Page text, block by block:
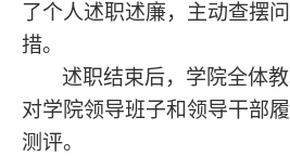
了个人述职述廉，主动查摆
措。
述职结束后， 学院全体
对学院领导班子和领导干部
测评。